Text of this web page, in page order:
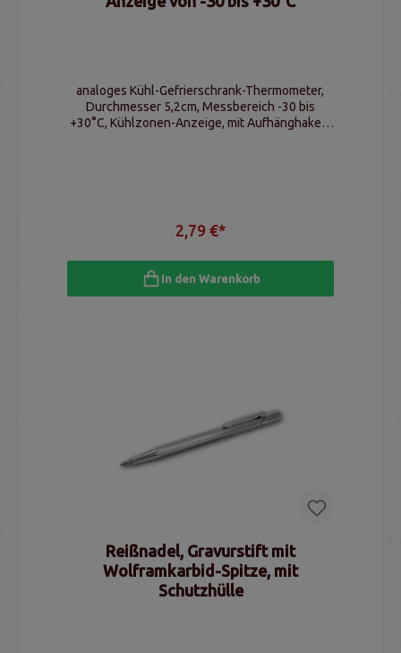
analoges Kühl-Gefrierschrank-Thermometer,
Durchmesser 5,2cm, Messbereich -30 bis
+30°C, Kühlzonen-Anzeige, mit Aufhänghaken,
2,79 €*
In den Warenkorb
Reißnadel, Gravurstift mit
Wolframkarbid-Spitze, mit
Schutzhülle